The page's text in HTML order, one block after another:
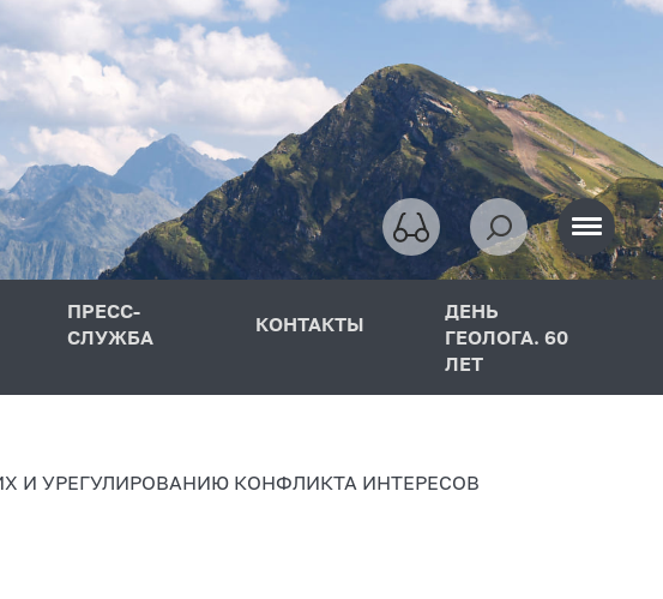
ПРЕСС-
СЛУЖБА
КОНТАКТЫ
ДЕНЬ
ГЕОЛОГА. 60
ЛЕТ
УРЕГУЛИРОВАНИЮ КОНФЛИКТА ИНТЕРЕСОВ